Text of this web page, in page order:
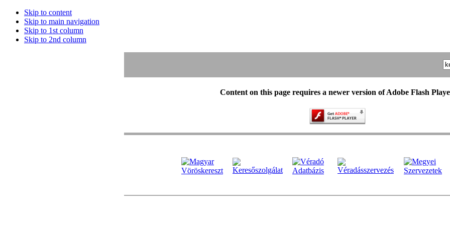
Skip to content
Skip to main navigation
Skip to 1st column
Skip to 2nd column
Content on this page requires a newer version of Adobe Flash